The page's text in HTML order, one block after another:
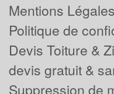
Mentions Légales
Politique de
Devis Toiture &
devis gratuit &
Suppression de